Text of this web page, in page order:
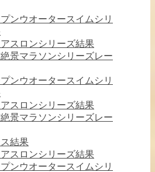
ンウオータースイムシリ
アスロンシリーズ結果
絶景マラソンシリーズレー
ンウオータースイムシリ
アスロンシリーズ結果
絶景マラソンシリーズレー
結果
アスロンシリーズ結果
ンウオータースイムシリ